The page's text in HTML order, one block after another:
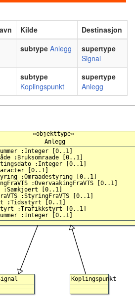
Kilde
Destinasjon
subtype Anlegg
supertype
Signal
subtype
Koplingspunkt
supertype
Anlegg